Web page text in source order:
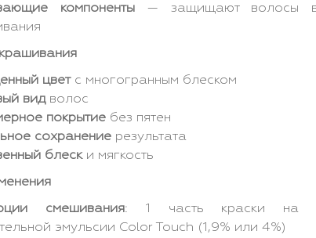
компоненты— защищают волосы
цветс многогранным блеском
видволос
покрытие без пятен
сохранение результата
блески мягкость
смешивания: 1 часть краски на
эмульсии Color Touch (1,9% или 4%)